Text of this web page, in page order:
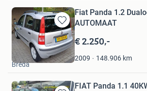
Bewaren
in
Mijn
Favorieten
Fiat Panda 1.2
AUTOMAAT
€ 2.250,-
2009 148.906 km
John
Breda
FIAT Panda 1.1